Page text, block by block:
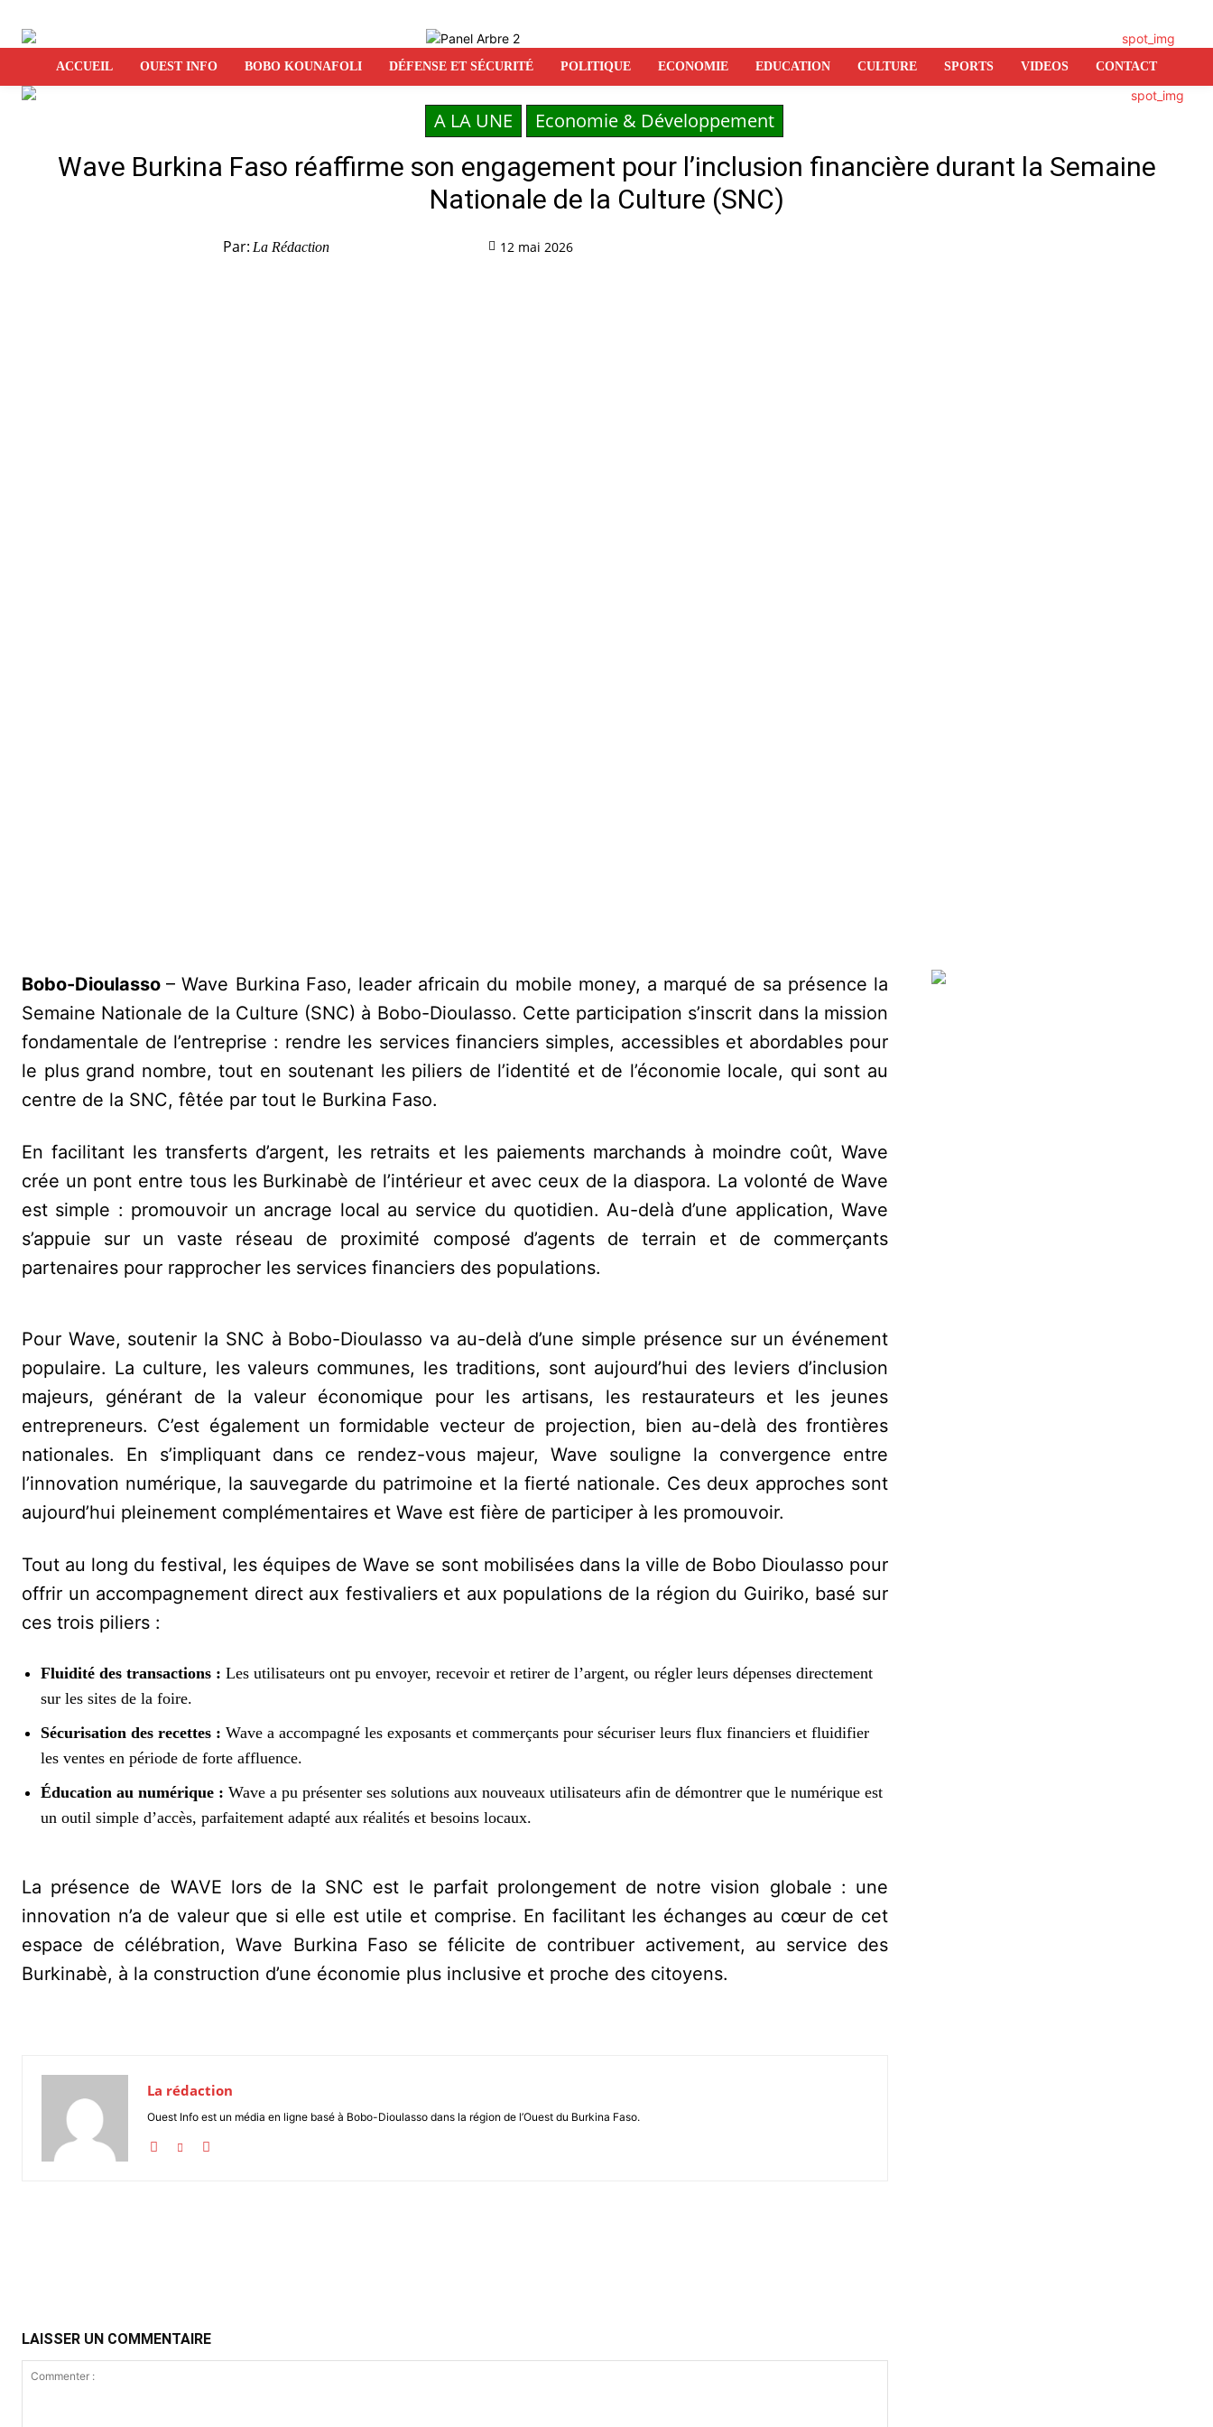
ACCUEIL OUEST INFO BOBO KOUNAFOLI DÉFENSE ET SÉCURITÉ POLITIQUE ECONOMIE EDUCATION CULTURE SPORTS VIDEOS CONTACT
A LA UNE Economie & Développement
Wave Burkina Faso réaffirme son engagement pour l’inclusion financière durant la Semaine
Nationale de la Culture (SNC)
Par: La Rédaction 12 mai 2026
Bobo-Dioulasso– Wave Burkina Faso, leader africain du mobile money, a marqué de sa présence la
Semaine Nationale de la Culture (SNC) à Bobo-Dioulasso. Cette participation s’inscrit dans la mission
fondamentale de l’entreprise : rendre les services financiers simples, accessibles et abordables pour
le plus grand nombre, tout en soutenant les piliers de l’identité et de l’économie locale, qui sont au
centre de la SNC, fêtée par tout le Burkina Faso.
En facilitant les transferts d’argent, les retraits et les paiements marchands à moindre coût, Wave
crée un pont entre tous les Burkinabè de l’intérieur et avec ceux de la diaspora. La volonté de Wave
est simple : promouvoir un ancrage local au service du quotidien. Au-delà d’une application, Wave
s’appuie sur un vaste réseau de proximité composé d’agents de terrain et de commerçants
partenaires pour rapprocher les services financiers des populations.
Pour Wave, soutenir la SNC à Bobo-Dioulasso va au-delà d’une simple présence sur un événement
populaire. La culture, les valeurs communes, les traditions, sont aujourd’hui des leviers d’inclusion
majeurs, générant de la valeur économique pour les artisans, les restaurateurs et les jeunes
entrepreneurs. C’est également un formidable vecteur de projection, bien au-delà des frontières
nationales. En s’impliquant dans ce rendez-vous majeur, Wave souligne la convergence entre
l’innovation numérique, la sauvegarde du patrimoine et la fierté nationale. Ces deux approches sont
aujourd’hui pleinement complémentaires et Wave est fière de participer à les promouvoir.
Tout au long du festival, les équipes de Wave se sont mobilisées dans la ville de Bobo Dioulasso pour
offrir un accompagnement direct aux festivaliers et aux populations de la région du Guiriko, basé sur
ces trois piliers :
Fluidité des transactions : Les utilisateurs ont pu envoyer, recevoir et retirer de l’argent, ou régler leurs dépenses directement
sur les sites de la foire.
Sécurisation des recettes : Wave a accompagné les exposants et commerçants pour sécuriser leurs flux financiers et fluidifier
les ventes en période de forte affluence.
Éducation au numérique : Wave a pu présenter ses solutions aux nouveaux utilisateurs afin de démontrer que le numérique est
un outil simple d’accès, parfaitement adapté aux réalités et besoins locaux.
La présence de WAVE lors de la SNC est le parfait prolongement de notre vision globale : une
innovation n’a de valeur que si elle est utile et comprise. En facilitant les échanges au cœur de cet
espace de célébration, Wave Burkina Faso se félicite de contribuer activement, au service des
Burkinabè, à la construction d’une économie plus inclusive et proche des citoyens.
La rédaction
Ouest Info est un média en ligne basé à Bobo-Dioulasso dans la région de l’Ouest du Burkina Faso.
LAISSER UN COMMENTAIRE